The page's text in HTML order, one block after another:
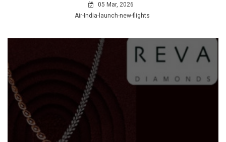
05 Mar, 2026
Air-India-launch-new-flights